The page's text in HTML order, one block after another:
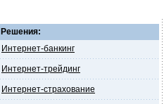
Решения:
Интернет-банкинг
Интернет-трейдинг
Интернет-страхование